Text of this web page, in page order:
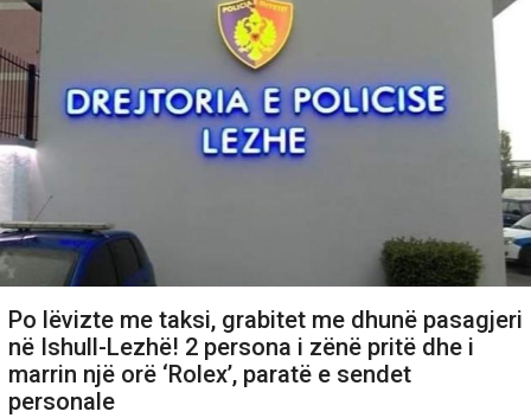
Po lëvizte me taksi, grabitet me dhunë pasagjeri
në Ishull-Lezhë! 2 persona i zënë pritë dhe i
marrin një orë ‘Rolex’, paratë e sendet
personale